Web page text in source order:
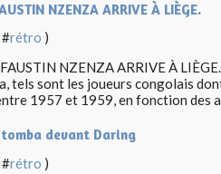
NZENZA ARRIVE À LIÈGE.
#rétro )
NZENZA ARRIVE À
tels sont les joueurs congolais
1957 et 1959, en fonction des
devant Daring
#rétro )